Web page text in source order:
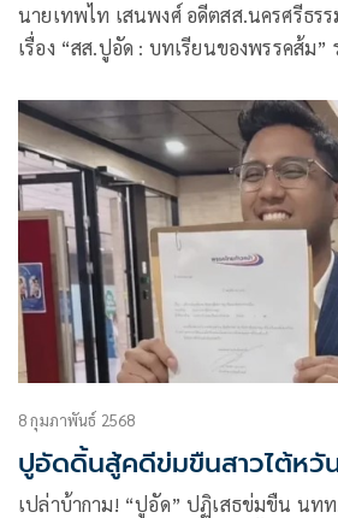
นายเทพไท เสนพงศ์ อดีตสส.นครศรีธร
เรื่อง “สส.ปูอัด : บทเรียนของพรรคส้ม”
8 กุมภาพันธ์ 2568
ปูอัดดิ้นสู้คดีข่มขืนสาวไต้หวั
เปล่าบ้ากาม! “ปูอัด” ปฏิเสธข่มขืน นทท.ไต้หวัน โวย